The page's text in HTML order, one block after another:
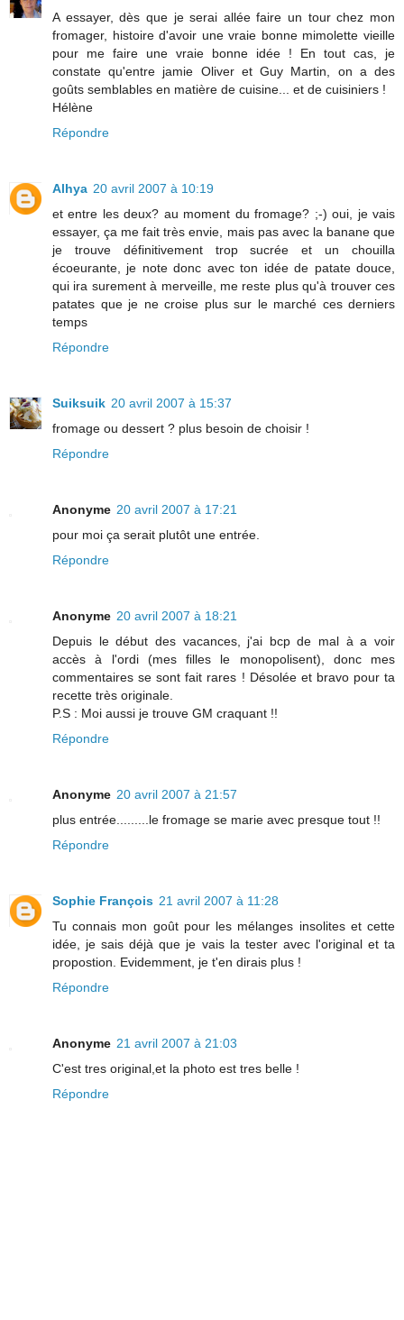
A essayer, dès que je serai allée faire un tour chez mon
fromager, histoire d'avoir une vraie bonne mimolette vieille
pour me faire une vraie bonne idée ! En tout cas, je
constate qu'entre jamie Oliver et Guy Martin, on a des
goûts semblables en matière de cuisine... et de cuisiniers !
Hélène
Répondre
Alhya 20 avril 2007 à 10:19
et entre les deux? au moment du fromage? ;-) oui, je vais
essayer, ça me fait très envie, mais pas avec la banane que
je trouve définitivement trop sucrée et un chouilla
écoeurante, je note donc avec ton idée de patate douce,
qui ira surement à merveille, me reste plus qu'à trouver ces
patates que je ne croise plus sur le marché ces derniers
temps
Répondre
Suiksuik 20 avril 2007 à 15:37
fromage ou dessert ? plus besoin de choisir !
Répondre
Anonyme 20 avril 2007 à 17:21
pour moi ça serait plutôt une entrée.
Répondre
Anonyme 20 avril 2007 à 18:21
Depuis le début des vacances, j'ai bcp de mal à a voir
accès à l'ordi (mes filles le monopolisent), donc mes
commentaires se sont fait rares ! Désolée et bravo pour ta
recette très originale.
P.S : Moi aussi je trouve GM craquant !!
Répondre
Anonyme 20 avril 2007 à 21:57
plus entrée.........le fromage se marie avec presque tout !!
Répondre
Sophie François 21 avril 2007 à 11:28
Tu connais mon goût pour les mélanges insolites et cette
idée, je sais déjà que je vais la tester avec l'original et ta
propostion. Evidemment, je t'en dirais plus !
Répondre
Anonyme 21 avril 2007 à 21:03
C'est tres original,et la photo est tres belle !
Répondre